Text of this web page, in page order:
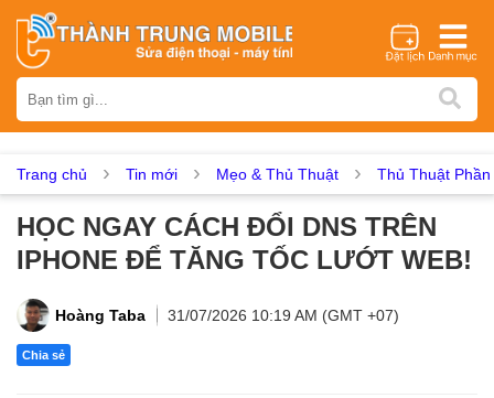
iPhone Samsung Oppo Xiaomi Realme Vivo
Asus Sony Vertu LG Tecno
Dịch vụ sửa chữa
Thay loa Thay kính lưng Thay vỏ Thay chân sạc
Trang chủ Tin mới Mẹo & Thủ Thuật Thủ Thuật
HỌC NGAY CÁCH ĐỔI DNS TRÊN
IPHONE ĐỂ TĂNG TỐC LƯỚT WEB!
Hoàng Taba 31/07/2026 10:19 AM (GMT +07)
Chia sẻ